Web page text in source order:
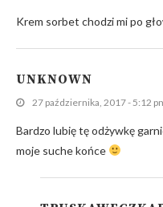
Krem sorbet chodzi mi po
UNKNOWN
27 października, 2017 - 5:12
Bardzo lubię tę odżywkę
moje suche końce